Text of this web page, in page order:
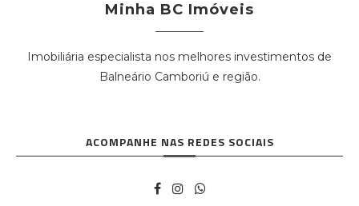
Minha BC Imóveis
Imobiliária especialista nos melhores investimentos de
Balneário Camboriú e região.
ACOMPANHE NAS REDES SOCIAIS